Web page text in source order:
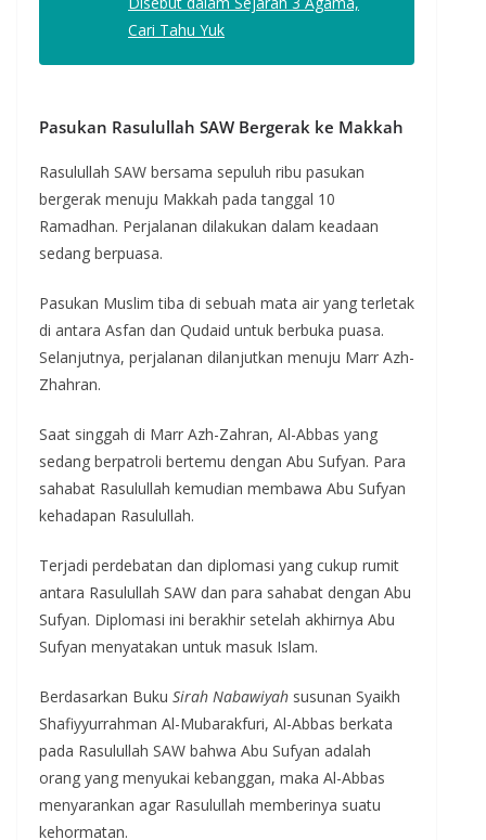
Cari Tahu Yuk
Pasukan Rasulullah SAW Bergerak ke Makkah
Rasulullah SAW bersama sepuluh ribu pasukan
bergerak menuju Makkah pada tanggal 10
Ramadhan. Perjalanan dilakukan dalam keadaan
sedang berpuasa.
Pasukan Muslim tiba di sebuah mata air yang terletak
di antara Asfan dan Qudaid untuk berbuka puasa.
Selanjutnya, perjalanan dilanjutkan menuju Marr Azh-
Zhahran.
Saat singgah di Marr Azh-Zahran, Al-Abbas yang
sedang berpatroli bertemu dengan Abu Sufyan. Para
sahabat Rasulullah kemudian membawa Abu Sufyan
kehadapan Rasulullah.
Terjadi perdebatan dan diplomasi yang cukup rumit
antara Rasulullah SAW dan para sahabat dengan Abu
Sufyan. Diplomasi ini berakhir setelah akhirnya Abu
Sufyan menyatakan untuk masuk Islam.
Berdasarkan Buku Sirah Nabawiyah susunan Syaikh
Shafiyyurrahman Al-Mubarakfuri, Al-Abbas berkata
pada Rasulullah SAW bahwa Abu Sufyan adalah
orang yang menyukai kebanggan, maka Al-Abbas
menyarankan agar Rasulullah memberinya suatu
kehormatan.